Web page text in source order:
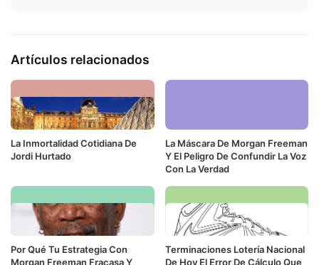
Artículos relacionados
La Inmortalidad Cotidiana De
Jordi Hurtado
La Máscara De Morgan Freeman
Y El Peligro De Confundir La Voz
Con La Verdad
Por Qué Tu Estrategia Con
Morgan Freeman Fracasa Y
Terminaciones Lotería Nacional
De Hoy El Error De Cálculo Que